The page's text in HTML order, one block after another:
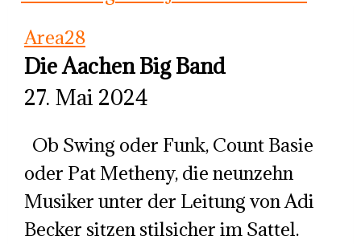
Area28
Die Aachen Big Band
27. Mai 2024
Ob Swing oder Funk, Count Basie
oder Pat Metheny, die neunzehn
Musiker unter der Leitung von Adi
Becker sitzen stilsicher im Sattel.